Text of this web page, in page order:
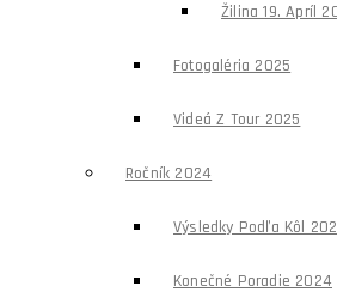
Žilina 19. Apríl
Fotogaléria 2025
Videá Z Tour 2025
Ročník 2024
Výsledky Podľa Kôl
Konečné Poradie 2024